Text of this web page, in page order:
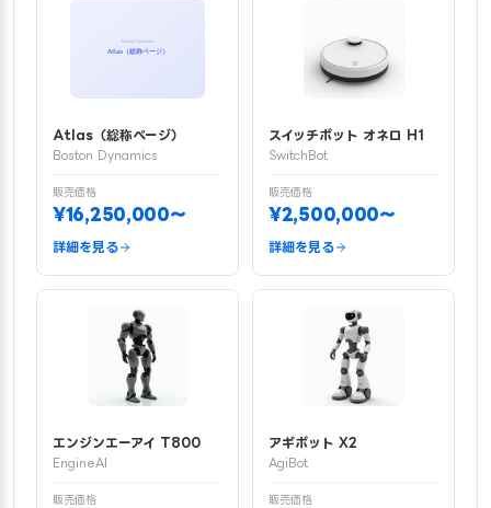
Atlas（総称ページ）
Boston Dynamics
販売価格
¥16,250,000〜
詳細を見る
スイッチボット オネロ H1
SwitchBot
販売価格
¥2,500,000〜
詳細を見る
エンジンエーアイ T800
EngineAI
販売価格
アギボット X2
AgiBot
販売価格